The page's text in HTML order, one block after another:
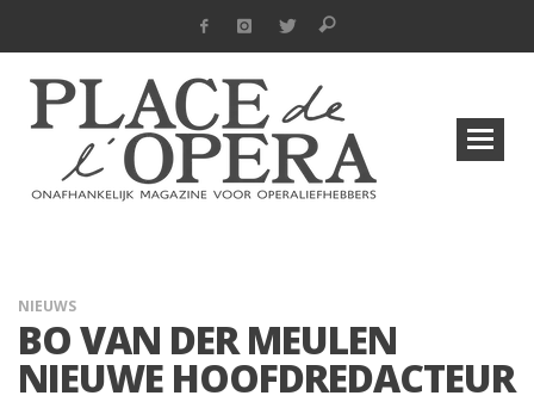
NIEUWS
BO VAN DER MEULEN
NIEUWE HOOFDREDACTEUR